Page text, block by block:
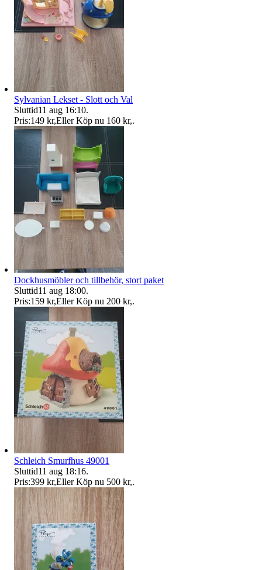
Sylvanian Lekset - Slott och Val
Sluttid11 aug 16:10.
Pris:149 kr,Eller Köp nu 160 kr,.
Dockhusmöbler och tillbehör, stort paket
Sluttid11 aug 18:00.
Pris:159 kr,Eller Köp nu 200 kr,.
Schleich Smurfhus 49001
Sluttid11 aug 18:16.
Pris:399 kr,Eller Köp nu 500 kr,.